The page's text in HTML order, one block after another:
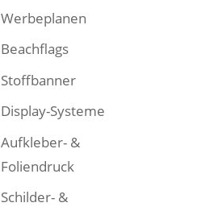
Werbeplanen
Beachflags
Stoffbanner
Display-Systeme
Aufkleber- &
Foliendruck
Schilder- &